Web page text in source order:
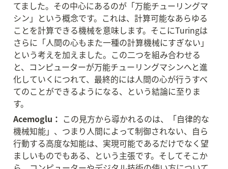
てました。その中心にあるのが「万能チューリングマ
シン」という概念です。これは、計算可能なあらゆる
ことを計算できる機械を意味します。そこにTuringは
さらに「人間の心もまた一種の計算機械にすぎない」
という考えを加えました。この二つを組み合わせる
と、コンピューターが万能チューリングマシンへと進
化していくにつれて、最終的には人間の心が行うすべ
てのことができるようになる、という結論に至りま
す。
Acemoglu： この見方から導かれるのは、「自律的な
機械知能」、つまり人間によって制御されない、自ら
行動する高度な知能は、実現可能であるだけでなく望
ましいものでもある、という主張です。そしてそこか